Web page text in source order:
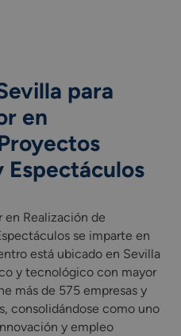
y postproducción de
de espectáculos y
espectáculos y eventos.
y escénicos.
Superior)
empleabilidad I
los sectores productivos
sistema productivo
realización de proyectos
(competencia de cada
para
en
Espectáculos
en Realización de
se imparte en
está ubicado en Sevilla
y tecnológico con mayor
más de 575 empresas y
consolidándose como uno
y empleo